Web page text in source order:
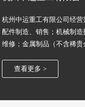
杭州中运重工有限公司经
配件制造、销售；机械制
维修；金属制品（不含稀
及技术进出口（国家禁止
查看更多 >